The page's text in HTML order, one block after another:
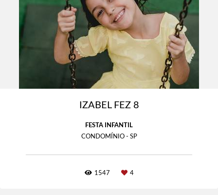
IZABEL FEZ 8
FESTA INFANTIL
CONDOMÍNIO - SP
1547 4